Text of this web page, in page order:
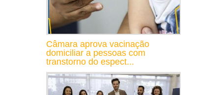
Câmara aprova vacinação
domiciliar a pessoas com
transtorno do espect...